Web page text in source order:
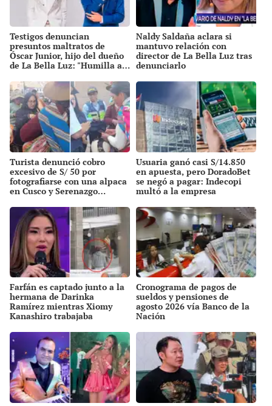
Testigos denuncian
presuntos maltratos de
Óscar Junior, hijo del dueño
de La Bella Luz: "Humilla a
Naldy Saldaña aclara si
mantuvo relación con
director de La Bella Luz tras
denunciarlo
Turista denunció cobro
excesivo de S/ 50 por
fotografiarse con una alpaca
en Cusco y Serenazgo
Usuaria ganó casi S/14.850
en apuesta, pero DoradoBet
se negó a pagar: Indecopi
multó a la empresa
Farfán es captado junto a la
hermana de Darinka
Ramírez mientras Xiomy
Kanashiro trabajaba
Cronograma de pagos de
sueldos y pensiones de
agosto 2026 vía Banco de la
Nación